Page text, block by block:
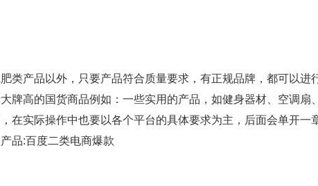
产品以外，只要产品符合质量要求，有正规品牌，都可以进
牌高的国货商品例如：一些实用的产品，如健身器材、空调扇
在实际操作中也要以各个平台的具体要求为主，后面会单开一
品:百度二类电商爆款